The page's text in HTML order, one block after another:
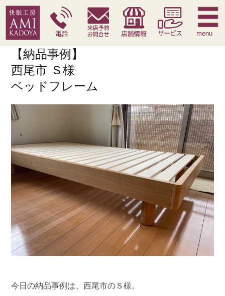
快眠枕 腰痛対策寝具 季節寝具 サービス
menu
【納品事例】
西尾市 Ｓ様
ベッドフレーム
今日の納品事例は、西尾市のＳ様。